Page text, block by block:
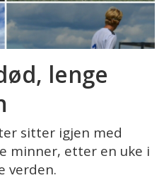
lenge
sitter igjen med
minner, etter en uke i
verden.